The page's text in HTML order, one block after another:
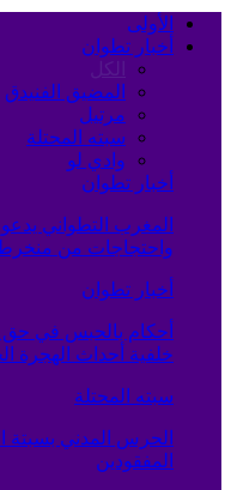
الأولى
أخبار تطوان
الكل
المضيق الفنيدق
مرتيل
سبته المحتلة
وادي لو
أخبار تطوان
المغرب التطواني
واحتجاجات من
أخبار تطوان
أحكام بالحبس في
خلفية أحداث الهجرة
سبته المحتلة
الحرس المدني بسبتة
المفقودين